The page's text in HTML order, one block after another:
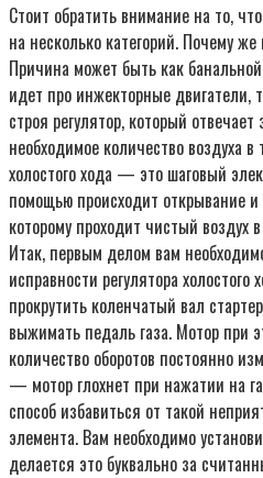
Стоит обратить внимание на то,
на несколько категорий. Почему
Причина может быть как
идет про инжекторные двигатели,
строя регулятор, который
необходимое количество воздуха
холостого хода — это шаговый
помощью происходит открывание
которому проходит чистый воздух
Итак, первым делом вам
исправности регулятора
прокрутить коленчатый вал
выжимать педаль газа. Мотор при
количество оборотов постоянно
— мотор глохнет при нажатии на
способ избавиться от такой
элемента. Вам необходимо
делается это буквально за